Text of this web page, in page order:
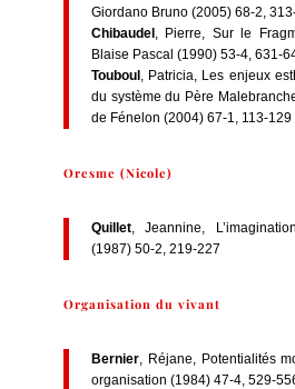
Giordano Bruno (2005) 68-2,
Chibaudel , Pierre, Sur le
Blaise Pascal (1990) 53-4, 631-
Touboul , Patricia, Les enjeux
du système du Père
de Fénelon (2004) 67-1, 113-129
Oresme (Nicole)
Quillet, Jeannine,
(1987) 50-2, 219-227
Organisation du vivant
Bernier, Réjane, Potentialités
organisation (1984) 47-4, 529-